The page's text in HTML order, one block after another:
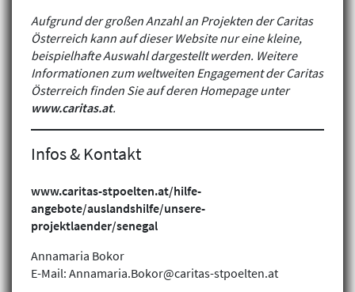
Aufgrund der großen Anzahl an Projekten der Caritas
Österreich kann auf dieser Website nur eine kleine,
beispielhafte Auswahl dargestellt werden. Weitere
Informationen zum weltweiten Engagement der Caritas
Österreich finden Sie auf deren Homepage unter
www.caritas.at.
Infos & Kontakt
www.caritas-stpoelten.at/hilfe-
angebote/auslandshilfe/unsere-
projektlaender/senegal
Annamaria Bokor
E-Mail: Annamaria.Bokor@caritas-stpoelten.at